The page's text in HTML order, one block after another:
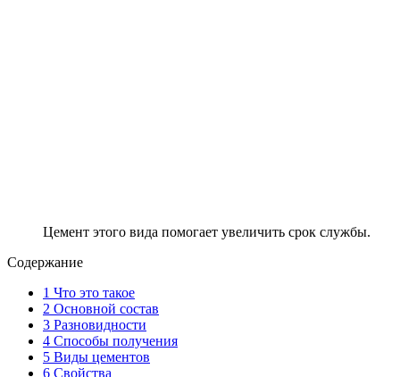
Цемент этого вида помогает увеличить срок службы.
Содержание
1 Что это такое
2 Основной состав
3 Разновидности
4 Способы получения
5 Виды цементов
6 Свойства